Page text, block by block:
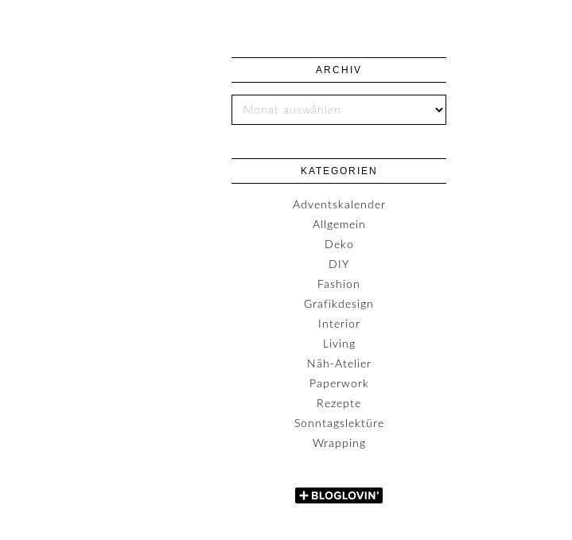
ARCHIV
KATEGORIEN
Adventskalender
Allgemein
Deko
DIY
Fashion
Grafikdesign
Interior
Living
Näh-Atelier
Paperwork
Rezepte
Sonntagslektüre
Wrapping